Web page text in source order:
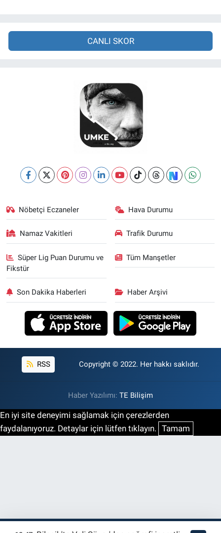
CANLI SKOR
Nöbetçi Eczaneler Hava Durumu
Namaz Vakitleri Trafik Durumu
Süper Lig Puan Durumu ve
Fikstür
Tüm Manşetler
Son Dakika Haberleri Haber Arşivi
RSS Copyright © 2022. Her hakkı saklıdır.
Haber Yazılımı: TE Bilişim
En iyi site deneyimi sağlamak için çerezlerden
faydalanıyoruz. Detaylar için lütfen tıklayın. Tamam